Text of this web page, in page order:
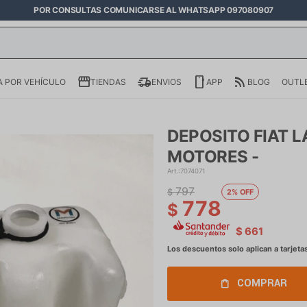
POR CONSULTAS COMUNICARSE AL WHATSAPP 097080907
POR VEHÍCULO TIENDAS ENVIOS APP BLOG
DEPOSITO FIAT
MOTORES -
7074071
$ 778
$ 797 2
$ 661
COMPRAR